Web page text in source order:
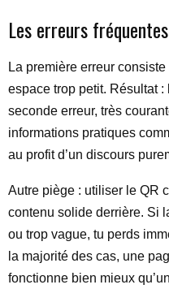
Les erreurs
La première erreur
espace trop petit. Résultat
seconde erreur, très
informations pratiques
au profit d’un discours
Autre piège : utiliser le QR
contenu solide derrière. Si
ou trop vague, tu perds
la majorité des cas, une
fonctionne bien mieux